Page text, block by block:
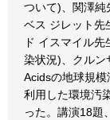
ついて)、関澤純
ベス ジレット先
ド イスマイル
染状況)、クルン
Acidsの地球規
利用した環境汚
った。講演18題